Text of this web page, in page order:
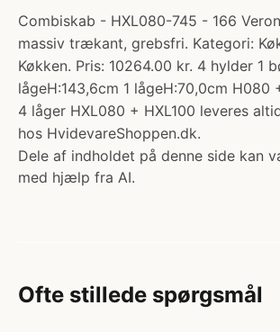
Combiskab - HXL080-745 - 166
massiv trækant, grebsfri. Kategori:
Køkken. Pris: 10264.00 kr. 4 hylder 1
lågeH:143,6cm 1 lågeH:70,0cm H080
4 låger HXL080 + HXL100 leveres
hos HvidevareShoppen.dk.
Dele af indholdet på denne side kan
med hjælp fra AI.
Ofte stillede spørgsmål